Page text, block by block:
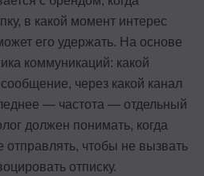
в какой момент интерес
его удержать. На основе
коммуникаций: какой
через какой канал
— частота — отдельный
должен понимать, когда
чтобы не вызвать
отписку.